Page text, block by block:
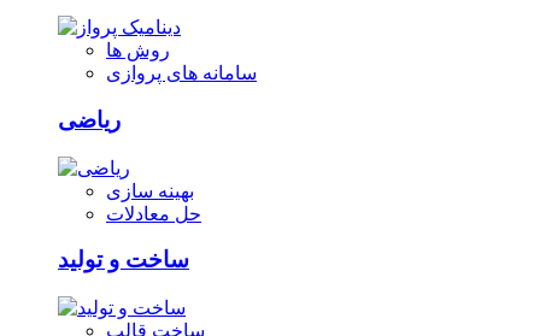
روش ها
سامانه های پروازی
ریاضی
بهینه سازی
حل معادلات
ساخت و تولید
ساخت قالب